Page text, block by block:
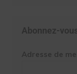
Abonnez-
Adresse de